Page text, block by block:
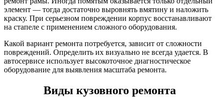
элемент — тогда достаточно выровнять вмятину и наложить
краску. При серьезном повреждении корпус восстанавливают
на стапеле с применением сложного оборудования.
Какой вариант ремонта потребуется, зависит от сложности
повреждений. Определить их визуально не всегда удается. В
автосервисе использует высокоточное диагностическое
оборудование для выявления масштаба ремонта.
Виды кузовного ремонта